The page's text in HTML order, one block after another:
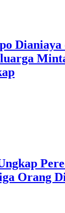
Dianiaya
Orang